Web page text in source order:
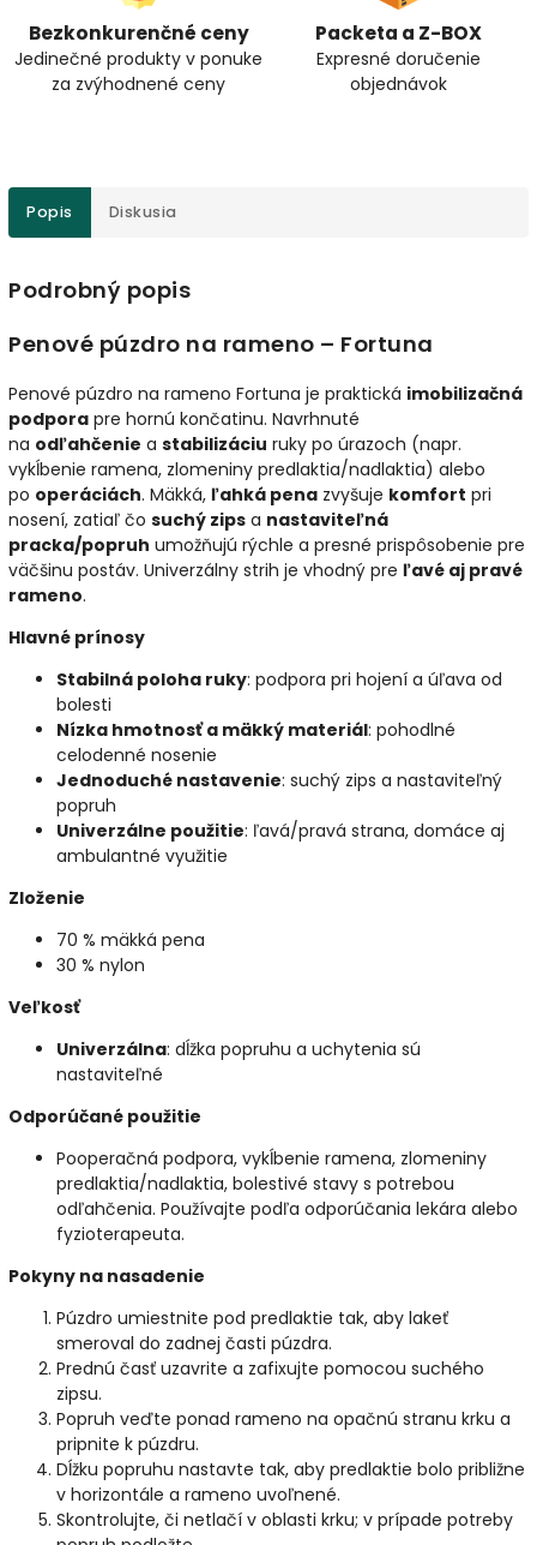
Bezkonkurenčné ceny
Jedinečné produkty v ponuke
za zvýhodnené ceny
Packeta a Z-BOX
Expresné doručenie
objednávok
Popis Diskusia
Podrobný popis
Penové púzdro na rameno – Fortuna
Penové púzdro na rameno Fortuna je praktická imobilizačná
podpora pre hornú končatinu. Navrhnuté
na odľahčenie a stabilizáciu ruky po úrazoch (napr.
vykĺbenie ramena, zlomeniny predlaktia/nadlaktia) alebo
po operáciách. Mäkká, ľahká pena zvyšuje komfort pri
nosení, zatiaľ čo suchý zips a nastaviteľná
pracka/popruh umožňujú rýchle a presné prispôsobenie pre
väčšinu postáv. Univerzálny strih je vhodný pre ľavé aj pravé
rameno.
Hlavné prínosy
Stabilná poloha ruky: podpora pri hojení a úľava od
bolesti
Nízka hmotnosť a mäkký materiál: pohodlné
celodenné nosenie
Jednoduché nastavenie: suchý zips a nastaviteľný
popruh
Univerzálne použitie: ľavá/pravá strana, domáce aj
ambulantné využitie
Zloženie
70 % mäkká pena
30 % nylon
Veľkosť
Univerzálna: dĺžka popruhu a uchytenia sú
nastaviteľné
Odporúčané použitie
Pooperačná podpora, vykĺbenie ramena, zlomeniny
predlaktia/nadlaktia, bolestivé stavy s potrebou
odľahčenia. Používajte podľa odporúčania lekára alebo
fyzioterapeuta.
Pokyny na nasadenie
Púzdro umiestnite pod predlaktie tak, aby lakeť
smeroval do zadnej časti púzdra.
Prednú časť uzavrite a zafixujte pomocou suchého
zipsu.
Popruh veďte ponad rameno na opačnú stranu krku a
pripnite k púzdru.
Dĺžku popruhu nastavte tak, aby predlaktie bolo približne
v horizontále a rameno uvoľnené.
Skontrolujte, či netlačí v oblasti krku; v prípade potreby